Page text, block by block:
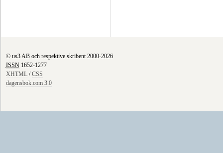
© us3 AB och respektive skribent 2000-2026
ISSN1652-1277
XHTML/CSS
dagensbok.com 3.0